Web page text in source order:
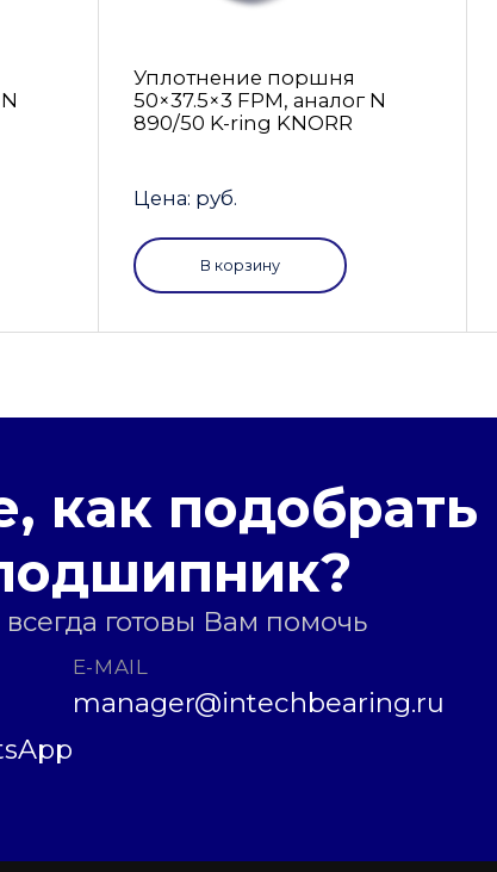
Уплотнение поршня
50×37.5×3 FРM, аналог N
890/50 K-ring KNORR
Цена: руб.
В корзину
как подобрать
готовы Вам помочь
E-MAIL
manager@intechbearing.ru